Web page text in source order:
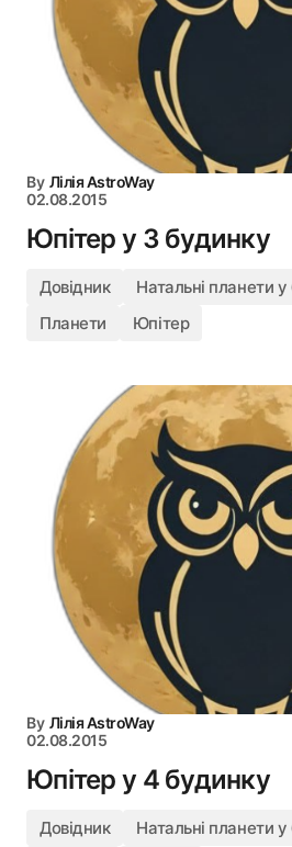
By Лілія AstroWay
02.08.2015
Юпітер у 3 будинку
Довідник
Натальні планети
Планети
Юпітер
By Лілія AstroWay
02.08.2015
Юпітер у 4 будинку
Довідник
Натальні планети